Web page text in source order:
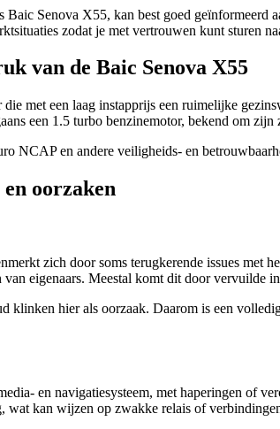
Baic Senova X55, kan best goed
zodat je met vertrouwen kunt sturen
van de Baic Senova X55
met een laag instapprijs een ruimelijke
een 1.5 turbo benzinemotor, bekend om
NCAP en andere veiligheids- en
oorzaken
zich door soms terugkerende issues met
eigenaars. Meestal komt dit door vervuilde
klinken hier als oorzaak. Daarom is een
en navigatiesysteem, met haperingen of
wat kan wijzen op zwakke relais of